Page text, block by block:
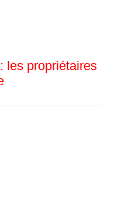
les propriétaires